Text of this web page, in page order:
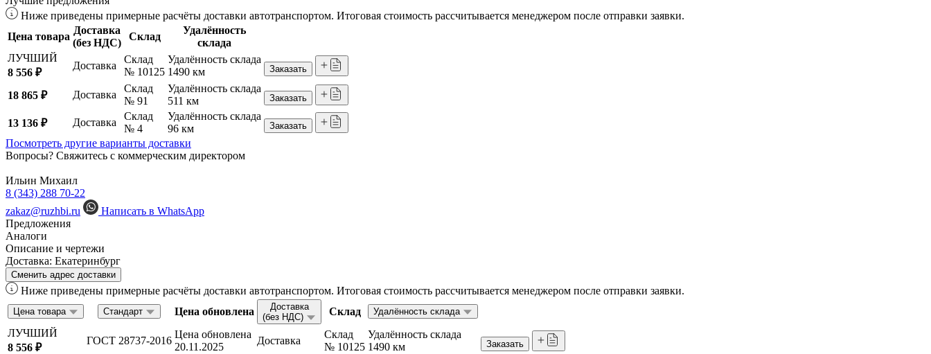
Ниже приведены примерные расчёты доставки автотранспортом. Итоговая стоимость рассчитывается менеджером после отправки заявки.
Цена товара
Доставка
(без НДС)
Склад
Удалённость
склада
ЛУЧШИЙ
8 556 ₽
Доставка
Склад
№ 10125
Удалённость склада
1490 км
Заказать
18 865 ₽ Доставка
Склад
№ 91
Удалённость склада
511 км
Заказать
13 136 ₽ Доставка
Склад
№ 4
Удалённость склада
96 км
Заказать
Посмотреть другие варианты доставки
Вопросы? Свяжитесь с коммерческим директором
Ильин Михаил
8 (343) 288 70-22
zakaz@ruzhbi.ru
Написать в WhatsApp
Предложения
Аналоги
Описание и чертежи
Доставка: Екатеринбург
Сменить адрес доставки
Ниже приведены примерные расчёты доставки автотранспортом. Итоговая стоимость рассчитывается менеджером после отправки заявки.
Цена товара Стандарт Цена обновлена
Доставка
(без НДС)
Склад Удалённость склада
ЛУЧШИЙ
8 556 ₽
ГОСТ 28737-2016
Цена обновлена
20.11.2025
Доставка
Склад
№ 10125
Удалённость склада
1490 км
Заказать